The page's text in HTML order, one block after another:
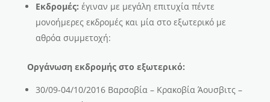
Εκδρομές: έγιναν με μεγάλη επιτυχία πέντε
μονοήμερες εκδρομές και μία στο εξωτερικό με
αθρόα συμμετοχή:
Οργάνωση εκδρομής στο εξωτερικό:
30/09-04/10/2016 Βαρσοβία – Κρακοβία Άουσβιτς –